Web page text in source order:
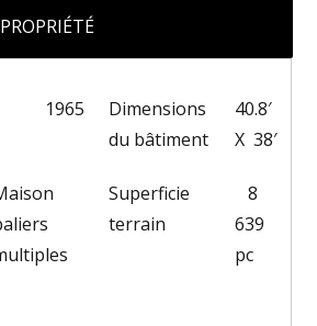
1965
Dimensions
du bâtiment
40.8′
X 38′
Superficie
terrain
8
639
pc